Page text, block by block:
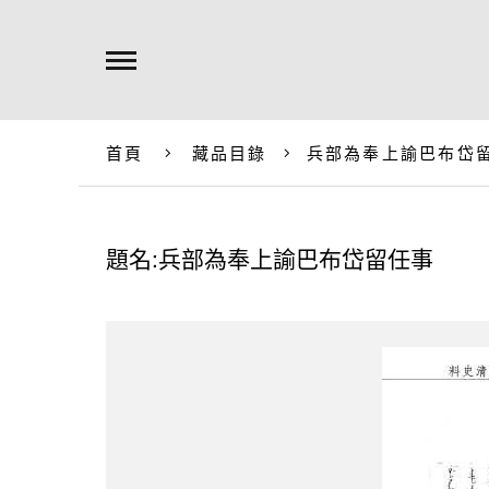
首頁 藏品目錄 兵部為奉上諭巴布岱
題名:兵部為奉上諭巴布岱留任事